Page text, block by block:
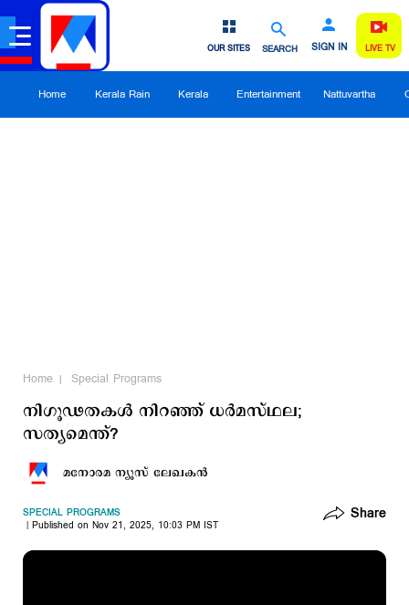
SEARCH SIGN IN
OUR SITES LIVE TV
Home Kerala Rain Kerala Entertainment Nattuvartha
Home Special Programs
നിഗൂഢതകള്‍ നിറഞ്ഞ് ധര്‍മസ്ഥല;
സത്യമെന്ത്?
മനോരമ ന്യൂസ് ലേഖകന്‍
SPECIAL PROGRAMS
Published on Nov 21, 2025, 10:03 PM IST
Share